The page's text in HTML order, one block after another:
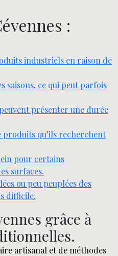
:
industriels en raison de
saisons, ce qui peut parfois
présenter une durée
produits qu’ils recherchent
pour certains
surfaces.
ou peu peuplées des
difficile.
grâce à
artisanal et de méthodes